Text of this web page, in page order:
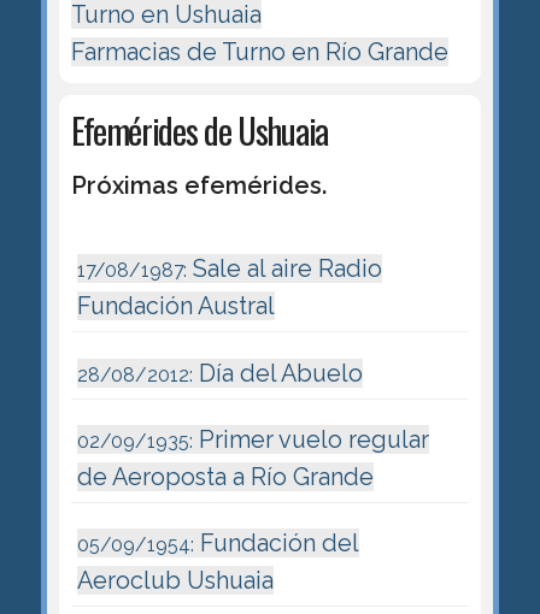
Turno en Ushuaia
Farmacias de Turno en Río Grande
Efemérides de Ushuaia
Próximas efemérides.
17/08/1987: Sale al aire Radio
Fundación Austral
28/08/2012: Día del Abuelo
02/09/1935: Primer vuelo regular
de Aeroposta a Río Grande
05/09/1954: Fundación del
Aeroclub Ushuaia